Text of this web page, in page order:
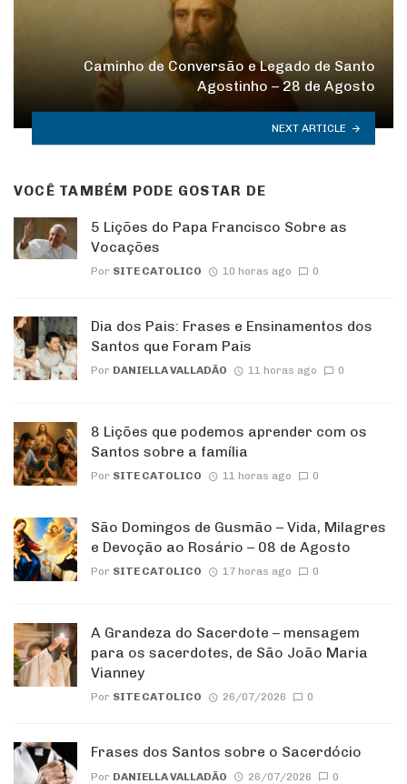
Caminho de Conversão e Legado de Santo
Agostinho – 28 de Agosto
NEXT ARTICLE
VOCÊ TAMBÉM PODE GOSTAR DE
5 Lições do Papa Francisco Sobre as
Vocações
Por SITE CATOLICO 10 horas ago 0
Dia dos Pais: Frases e Ensinamentos dos
Santos que Foram Pais
Por DANIELLA VALLADÃO 11 horas ago 0
8 Lições que podemos aprender com os
Santos sobre a família
Por SITE CATOLICO 11 horas ago 0
São Domingos de Gusmão – Vida, Milagres
e Devoção ao Rosário – 08 de Agosto
Por SITE CATOLICO 17 horas ago 0
A Grandeza do Sacerdote – mensagem
para os sacerdotes, de São João Maria
Vianney
Por SITE CATOLICO 26/07/2026 0
Frases dos Santos sobre o Sacerdócio
Por DANIELLA VALLADÃO 26/07/2026 0